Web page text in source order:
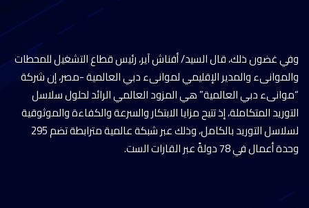
وفي غضون ذلك، قال السيد/ أفناش آير، رئيس قطاع التشغيل للمحطات
والموانىء والمدير الإقليمي لموانىء دبي العالمية -مصر، إن شركة
“موانىء دبي العالمية” هي المزود العالمي الرائد لحلول سلاسل
التوريد المتكاملة، إذ تتيح مزايا الابتكار والسرعة والكفاءة والموثوقية
لسلاسل التوريد بالكامل، وذلك عبر شبكة عالمية مترابطة تضم 295
وحدة أعمال في 78 دولةً عبر القارات الست.